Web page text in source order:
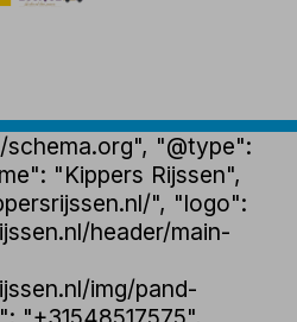
"@type":
"Kippers Rijssen",
", "logo":
header/main-
img/pand-